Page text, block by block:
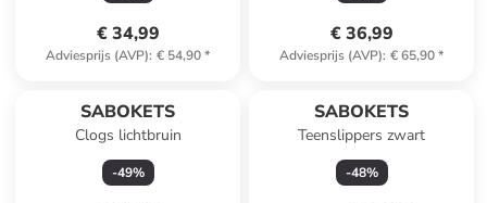
€ 34,99
Adviesprijs (AVP): € 54,90*
€ 36,99
Adviesprijs (AVP): € 65,90*
SABOKETS
Clogs lichtbruin
-49%
SABOKETS
Teenslippers zwart
-48%